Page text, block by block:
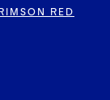
RED